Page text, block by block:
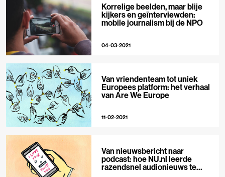
Korrelige beelden, maar blije
kijkers en geïnterviewden:
mobile journalism bij de NPO
04-03-2021
Van vriendenteam tot uniek
Europees platform: het verhaal
van Are We Europe
11-02-2021
Van nieuwsbericht naar
podcast: hoe NU.nl leerde
razendsnel audionieuws te